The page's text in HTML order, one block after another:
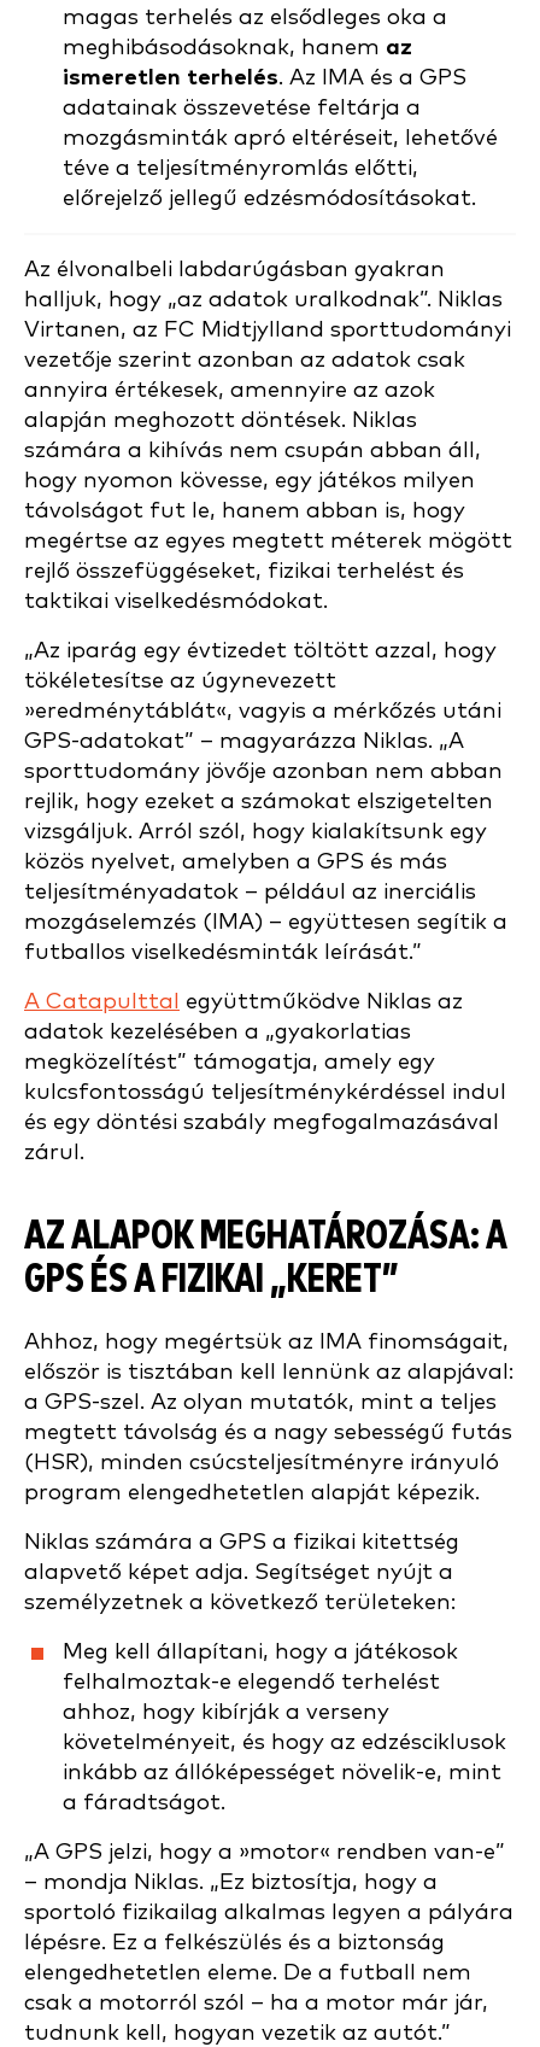
magas terhelés az elsődleges oka a
meghibásodásoknak, hanem az
ismeretlen terhelés. Az IMA és a GPS
adatainak összevetése feltárja a
mozgásminták apró eltéréseit, lehetővé
téve a teljesítményromlás előtti,
előrejelző jellegű edzésmódosításokat.
Az élvonalbeli labdarúgásban gyakran
halljuk, hogy „az adatok uralkodnak”. Niklas
Virtanen, az FC Midtjylland sporttudományi
vezetője szerint azonban az adatok csak
annyira értékesek, amennyire az azok
alapján meghozott döntések. Niklas
számára a kihívás nem csupán abban áll,
hogy nyomon kövesse, egy játékos milyen
távolságot fut le, hanem abban is, hogy
megértse az egyes megtett méterek mögött
rejlő összefüggéseket, fizikai terhelést és
taktikai viselkedésmódokat.
„Az iparág egy évtizedet töltött azzal, hogy
tökéletesítse az úgynevezett
»eredménytáblát«, vagyis a mérkőzés utáni
GPS-adatokat” – magyarázza Niklas. „A
sporttudomány jövője azonban nem abban
rejlik, hogy ezeket a számokat elszigetelten
vizsgáljuk. Arról szól, hogy kialakítsunk egy
közös nyelvet, amelyben a GPS és más
teljesítményadatok – például az inerciális
mozgáselemzés (IMA) – együttesen segítik a
futballos viselkedésminták leírását.”
A Catapulttal
együttműködve Niklas az
adatok kezelésében a „gyakorlatias
megközelítést” támogatja, amely egy
kulcsfontosságú teljesítménykérdéssel indul
és egy döntési szabály megfogalmazásával
zárul.
AZ ALAPOK MEGHATÁROZÁSA: A
GPS ÉS A FIZIKAI „KERET”
Ahhoz, hogy megértsük az IMA finomságait,
először is tisztában kell lennünk az alapjával:
a GPS-szel. Az olyan mutatók, mint a teljes
megtett távolság és a nagy sebességű futás
(HSR), minden csúcsteljesítményre irányuló
program elengedhetetlen alapját képezik.
Niklas számára a GPS a fizikai kitettség
alapvető képet adja. Segítséget nyújt a
személyzetnek a következő területeken:
Meg kell állapítani, hogy a játékosok
felhalmoztak-e elegendő terhelést
ahhoz, hogy kibírják a verseny
követelményeit, és hogy az edzésciklusok
inkább az állóképességet növelik-e, mint
a fáradtságot.
„A GPS jelzi, hogy a »motor« rendben van-e”
– mondja Niklas. „Ez biztosítja, hogy a
sportoló fizikailag alkalmas legyen a pályára
lépésre. Ez a felkészülés és a biztonság
elengedhetetlen eleme. De a futball nem
csak a motorról szól – ha a motor már jár,
tudnunk kell, hogyan vezetik az autót.”